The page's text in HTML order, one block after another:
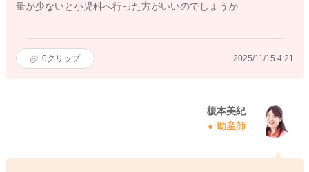
量が少ないと小児科へ行った方がいいのでしょうか
0クリップ 2025/11/15 4:21
榎本美紀
助産師